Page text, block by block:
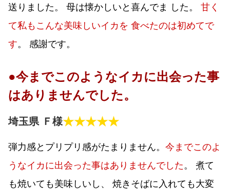
送りました。 母は懐かしいと喜んでま した。 甘く
て私もこんな美味しいイカを 食べたのは初めてで
す。 感謝です。
●今までこのようなイカに出会った事
はありませんでした。
埼玉県 Ｆ様★★★★★
弾力感とプリプリ感がたまりません。 今までこのよ
うなイカに出会った事はありませんでした 。 煮て
も焼いても美味しいし、 焼きそばに入れても大変